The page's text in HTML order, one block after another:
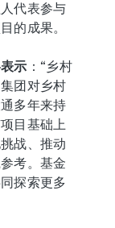
代表参与
的成果。
示 ：“乡村
团对乡村
多年来持
目基础上
战、推动
考。基金
探索更多